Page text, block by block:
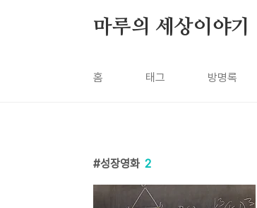
마루의 세상이야기
홈 태그 방명록
성장영화 2